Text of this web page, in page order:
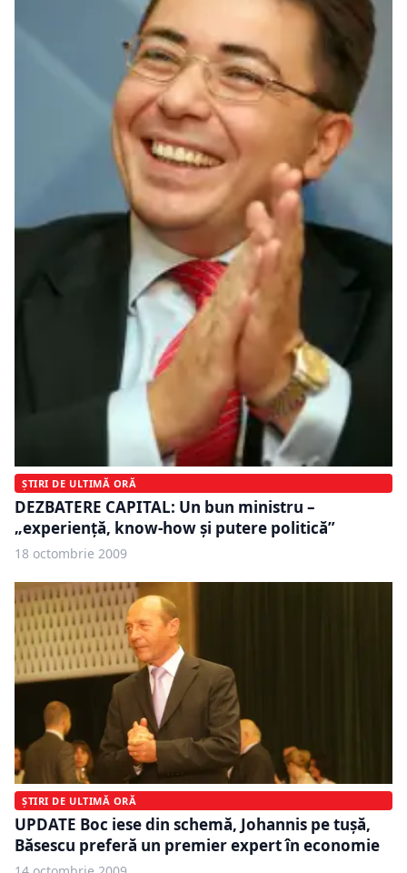
ȘTIRI DE ULTIMĂ ORĂ
DEZBATERE CAPITAL: Un bun ministru –
„experienţă, know-how şi putere politică”
18 octombrie 2009
ȘTIRI DE ULTIMĂ ORĂ
UPDATE Boc iese din schemă, Johannis pe tuşă,
Băsescu preferă un premier expert în economie